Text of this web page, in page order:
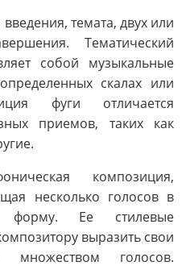
введения, темата, двух или
Тематический
собой музыкальные
скалах или
фуги отличается
приемов, таких как
композиция,
несколько голосов в
форму. Ее стилевые
выразить свои
голосов.